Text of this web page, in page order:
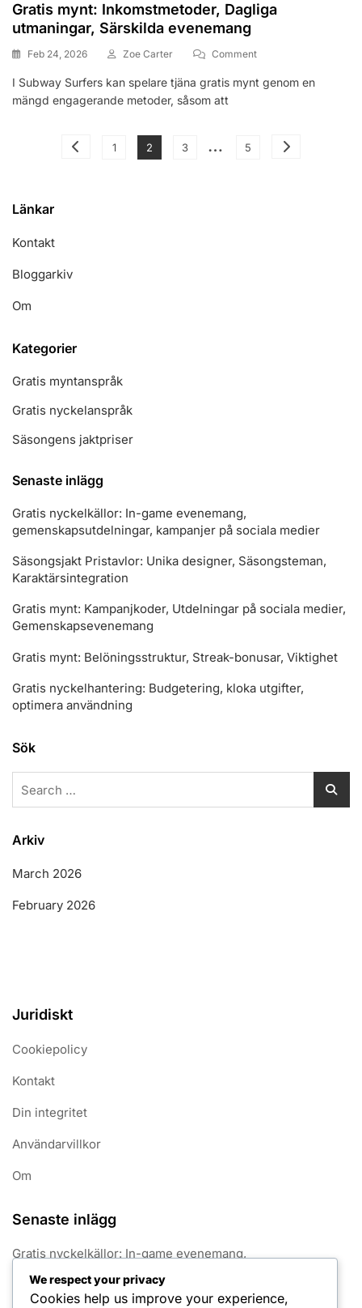
Gratis mynt: Inkomstmetoder, Dagliga
utmaningar, Särskilda evenemang
Feb 24, 2026 Zoe Carter CommentOn
Mynt:
Särskilda
I Subway Surfers kan spelare tjäna gratis mynt genom en
mängd engagerande metoder, såsom att
Posts
Page
1 Page
2 Page
3 … Page
5
Länkar
Kontakt
Bloggarkiv
Om
Kategorier
Gratis myntanspråk
Gratis nyckelanspråk
Säsongens jaktpriser
Senaste inlägg
Gratis nyckelkällor: In-game evenemang,
gemenskapsutdelningar, kampanjer på sociala medier
Säsongsjakt Pristavlor: Unika designer, Säsongsteman,
Karaktärsintegration
Gratis mynt: Kampanjkoder, Utdelningar på sociala medier,
Gemenskapsevenemang
Gratis mynt: Belöningsstruktur, Streak-bonusar, Viktighet
Gratis nyckelhantering: Budgetering, kloka utgifter,
optimera användning
Sök
Arkiv
March 2026
February 2026
Juridiskt
Cookiepolicy
Kontakt
Din integritet
Användarvillkor
Om
Senaste inlägg
Gratis nyckelkällor: In-game evenemang,
Säsongsjakt Pristavlor: Unika designer, Säsongsteman,
We respect your privacy
Cookies help us improve your experience,